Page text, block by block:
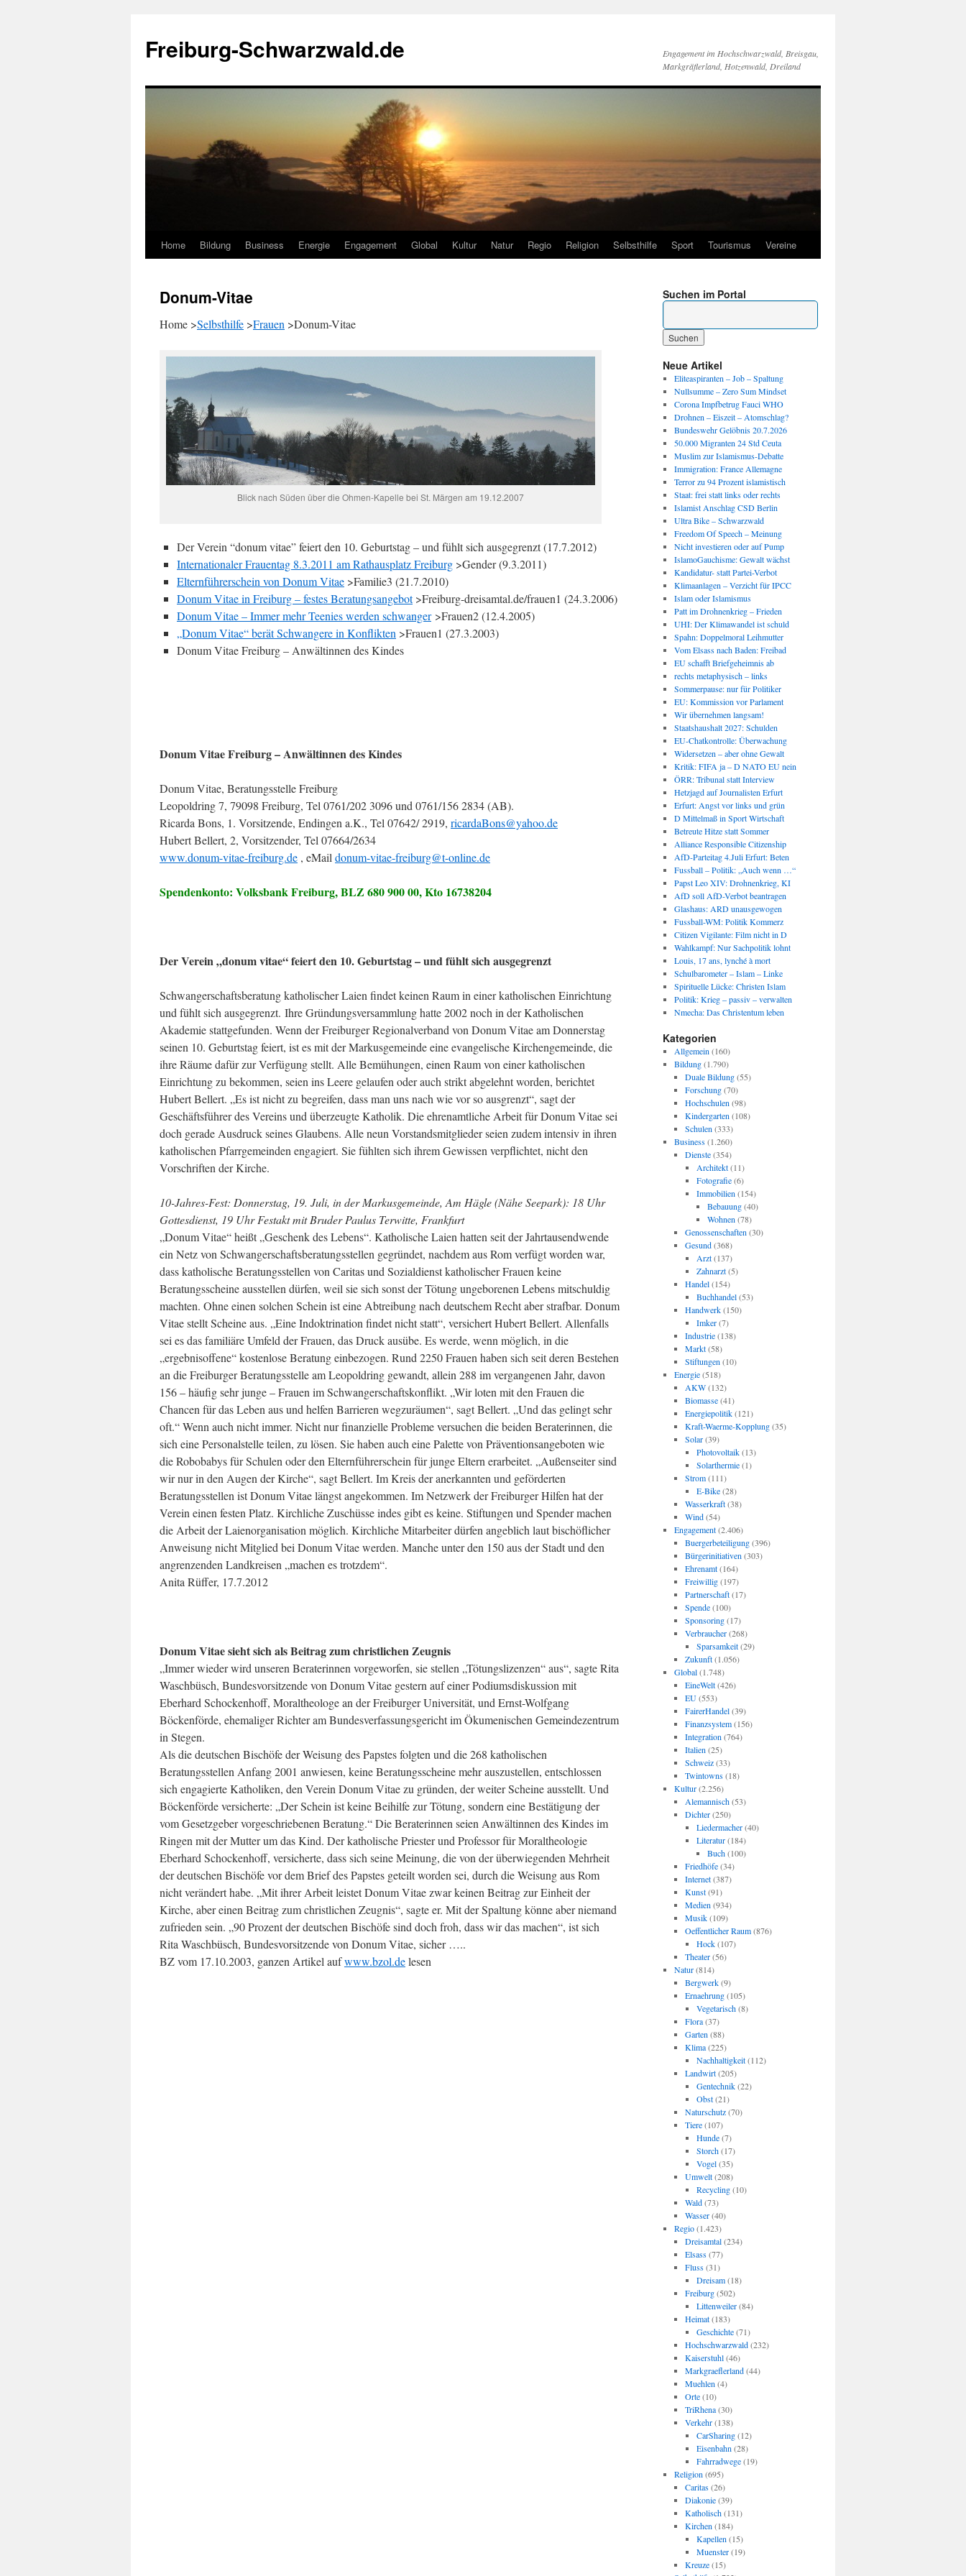
springen
Freiburg-Schwarzwald.de
Engagement im Hochschwarzwald, Breisgau,
Markgräflerland, Hotzenwald, Dreiland
Home Bildung Business Energie Engagement Global Kultur Natur Regio Religion Selbsthilfe Sport Tourismus Vereine
Donum-Vitae
Home >Selbsthilfe >Frauen >Donum-Vitae
Blick nach Süden über die Ohmen-Kapelle bei St. Märgen am 19.12.2007
Der Verein “donum vitae” feiert den 10. Geburtstag – und fühlt sich ausgegrenzt (17.7.2012)
Internationaler Frauentag 8.3.2011 am Rathausplatz Freiburg >Gender (9.3.2011)
Elternführerschein von Donum Vitae >Familie3 (21.7.2010)
Donum Vitae in Freiburg – festes Beratungsangebot>Freiburg-dreisamtal.de/frauen1 (24.3.2006)
Donum Vitae – Immer mehr Teenies werden schwanger>Frauen2 (12.4.2005)
„Donum Vitae“ berät Schwangere in Konflikten >Frauen1 (27.3.2003)
Donum Vitae Freiburg – Anwältinnen des Kindes
Donum Vitae Freiburg – Anwältinnen des Kindes
Donum Vitae, Beratungsstelle Freiburg
Leopoldring 7, 79098 Freiburg, Tel 0761/202 3096 und 0761/156 2834 (AB).
Ricarda Bons, 1. Vorsitzende, Endingen a.K., Tel 07642/ 2919, ricardaBons@yahoo.de
Hubert Bellert, 2, Vorsitzender, Tel 07664/2634
www.donum-vitae-freiburg.de , eMail donum-vitae-freiburg@t-online.de
Spendenkonto: Volksbank Freiburg, BLZ 680 900 00, Kto 16738204
Der Verein „donum vitae“ feiert den 10. Geburtstag – und fühlt sich ausgegrenzt
Schwangerschaftsberatung katholischer Laien findet keinen Raum in einer katholischen Einrichtung
und fühlt sich ausgegrenzt. Ihre Gründungsversammlung hatte 2002 noch in der Katholischen
Akademie stattgefunden. Wenn der Freiburger Regionalverband von Donum Vitae am Donnerstag
seinen 10. Geburtstag feiert, ist es mit der Markusgemeinde eine evangelische Kirchengemeinde, die
ihre Räume dafür zur Verfügung stellt. Alle Bemühungen, einen Raum von einer katholischen
Einrichtung zu bekommen, seien ins Leere gelaufen oder auch strikt abgelehnt worden, berichtet
Hubert Bellert. „Es ist nicht zu begreifen, dass man uns nach wie vor so ausgrenzt“, sagt der
Geschäftsführer des Vereins und überzeugte Katholik. Die ehrenamtliche Arbeit für Donum Vitae sei
doch gerade Ausdruck seines Glaubens. Alle neun Vorstandsmitglieder seien zudem intensiv in ihren
katholischen Pfarrgemeinden engagiert. Sie fühlten sich ihrem Gewissen verpflichtet, nicht den
Vorschriften der Kirche.
10-Jahres-Fest: Donnerstag, 19. Juli, in der Markusgemeinde, Am Hägle (Nähe Seepark): 18 Uhr
Gottesdienst, 19 Uhr Festakt mit Bruder Paulus Terwitte, Frankfurt
„Donum Vitae“ heißt „Geschenk des Lebens“. Katholische Laien hatten seit der Jahrtausendwende
ein Netz von Schwangerschaftsberatungsstellen gegründet, nachdem aus Rom verfügt worden war,
dass katholische Beratungsstellen von Caritas und Sozialdienst katholischer Frauen keine
Beratungsscheine ausstellen dürfen, weil sie sich sonst der Tötung ungeborenen Lebens mitschuldig
machten. Ohne einen solchen Schein ist eine Abtreibung nach deutschem Recht aber strafbar. Donum
Vitae stellt Scheine aus. „Eine Indoktrination findet nicht statt“, versichert Hubert Bellert. Allenfalls
sei es das familiäre Umfeld der Frauen, das Druck ausübe. Es werde, wenn möglich, in die
„ergebnisoffene“ kostenlose Beratung einbezogen. Rund 2250 Frauen haben sich seit deren Bestehen
an die Freiburger Beratungsstelle am Leopoldring gewandt, allein 288 im vergangenen Jahr, davon
156 – häufig sehr junge – Frauen im Schwangerschaftskonflikt. „Wir loten mit den Frauen die
Chancen für das Leben aus und helfen Barrieren wegzuräumen“, sagt Bellert. „Und das gelingt sehr
oft.“ Wenn auch nicht immer. Nicht nur finanzielle Probleme versuchen die beiden Beraterinnen, die
sich eine Personalstelle teilen, zu lösen. Sie haben auch eine Palette von Präventionsangeboten wie
die Robobabys für Schulen oder den Elternführerschein für junge Eltern erarbeitet. „Außenseiter sind
wir nur in den Augen der Kirche“, sagt Bellert. Im Kreis der anerkannten und geförderten
Beratungsstellen ist Donum Vitae längst angekommen. Im Netzwerk der Freiburger Hilfen hat der
Verein einen festen Platz. Kirchliche Zuschüsse indes gibt es keine. Stiftungen und Spender machen
die Arbeit der Laienorganisation möglich. Kirchliche Mitarbeiter dürfen angeblich laut bischöflicher
Anweisung nicht Mitglied bei Donum Vitae werden. Manche unter den 150 aus der Stadt und den
angrenzenden Landkreisen „machen es trotzdem“.
Anita Rüffer, 17.7.2012
Donum Vitae sieht sich als Beitrag zum christlichen Zeugnis
„Immer wieder wird unseren Beraterinnen vorgeworfen, sie stellen „Tötungslizenzen“ aus“, sagte Rita
Waschbüsch, Bundesvorsitzende von Donum Vitae gestern auf einer Podiumsdiskussion mit
Eberhard Schockenhoff, Moraltheologe an der Freiburger Universität, und Ernst-Wolfgang
Böckenförde, ehemaliger Richter am Bundesverfassungsgericht im Ökumenischen Gemeindezentrum
in Stegen.
Als die deutschen Bischöfe der Weisung des Papstes folgten und die 268 katholischen
Beratungsstellen Anfang 2001 anwiesen, keine Beratungsscheine mehr auszustellen, entschlossen
sich engagierte Katholiken, den Verein Donum Vitae zu gründen, der weiter Scheine ausstellt. Und
Böckenförde versicherte: „Der Schein ist keine Beihilfe zur Tötung, sondern eine Bestätigung der
vom Gesetzgeber vorgeschriebenen Beratung.“ Die Beraterinnen seien Anwältinnen des Kindes im
Ringen mit der Mutter um das Kind. Der katholische Priester und Professor für Moraltheologie
Eberhard Schockenhoff, versicherte, dass sich seine Meinung, die von der überwiegenden Mehrheit
der deutschen Bischöfe vor dem Brief des Papstes geteilt worden sei, durch die Weisung aus Rom
nicht verändert habe. „Mit ihrer Arbeit leistet Donum Vitae zwar keinen Beitrag zur Einheit der
Kirche, aber einen Beitrag zum christlichen Zeugnis“, sagte er. Mit der Spaltung könne aber niemand
zufrieden sein. „90 Prozent der deutschen Bischöfe sind doch froh, dass wir das machen“, ist sich
Rita Waschbüsch, Bundesvorsitzende von Donum Vitae, sicher …..
BZ vom 17.10.2003, ganzen Artikel aufwww.bzol.delesen
Suchen im Portal
Neue Artikel
Eliteaspiranten – Job – Spaltung
Nullsumme – Zero Sum Mindset
Corona Impfbetrug Fauci WHO
Drohnen – Eiszeit – Atomschlag?
Bundeswehr Gelöbnis 20.7.2026
50.000 Migranten 24 Std Ceuta
Muslim zur Islamismus-Debatte
Immigration: France Allemagne
Terror zu 94 Prozent islamistisch
Staat: frei statt links oder rechts
Islamist Anschlag CSD Berlin
Ultra Bike – Schwarzwald
Freedom Of Speech – Meinung
Nicht investieren oder auf Pump
IslamoGauchisme: Gewalt wächst
Kandidatur- statt Partei-Verbot
Klimaanlagen – Verzicht für IPCC
Islam oder Islamismus
Patt im Drohnenkrieg – Frieden
UHI: Der Klimawandel ist schuld
Spahn: Doppelmoral Leihmutter
Vom Elsass nach Baden: Freibad
EU schafft Briefgeheimnis ab
rechts metaphysisch – links
Sommerpause: nur für Politiker
EU: Kommission vor Parlament
Wir übernehmen langsam!
Staatshaushalt 2027: Schulden
EU-Chatkontrolle: Überwachung
Widersetzen – aber ohne Gewalt
Kritik: FIFA ja – D NATO EU nein
ÖRR: Tribunal statt Interview
Hetzjagd auf Journalisten Erfurt
Erfurt: Angst vor links und grün
D Mittelmaß in Sport Wirtschaft
Betreute Hitze statt Sommer
Alliance Responsible Citizenship
AfD-Parteitag 4.Juli Erfurt: Beten
Fussball – Politik: „Auch wenn …“
Papst Leo XIV: Drohnenkrieg, KI
AfD soll AfD-Verbot beantragen
Glashaus: ARD unausgewogen
Fussball-WM: Politik Kommerz
Citizen Vigilante: Film nicht in D
Wahlkampf: Nur Sachpolitik lohnt
Louis, 17 ans, lynché à mort
Schulbarometer – Islam – Linke
Spirituelle Lücke: Christen Islam
Politik: Krieg – passiv – verwalten
Nmecha: Das Christentum leben
Kategorien
Allgemein (160)
Bildung(1.790)
Duale Bildung(55)
Forschung(70)
Hochschulen (98)
Kindergarten (108)
Schulen (333)
Business(1.260)
Dienste(354)
Architekt(11)
Fotografie(6)
Immobilien (154)
Bebauung(40)
Wohnen (78)
Genossenschaften (30)
Gesund(368)
Arzt(137)
Zahnarzt(5)
Handel(154)
Buchhandel(53)
Handwerk(150)
Imker(7)
Industrie(138)
Markt(58)
Stiftungen (10)
Energie(518)
AKW(132)
Biomasse(41)
Energiepolitik(121)
Kraft-Waerme-Kopplung(35)
Solar(39)
Photovoltaik(13)
Solarthermie(1)
Strom(111)
E-Bike(28)
Wasserkraft(38)
Wind(54)
Engagement(2.406)
Buergerbeteiligung(396)
Bürgerinitiativen (303)
Ehrenamt(164)
Freiwillig(197)
Partnerschaft(17)
Spende(100)
Sponsoring(17)
Verbraucher(268)
Sparsamkeit(29)
Zukunft(1.056)
Global(1.748)
EineWelt(426)
EU(553)
FairerHandel(39)
Finanzsystem(156)
Integration (764)
Italien (25)
Schweiz(33)
Twintowns(18)
Kultur(2.256)
Alemannisch(53)
Dichter(250)
Liedermacher(40)
Literatur(184)
Buch(100)
Friedhöfe(34)
Internet(387)
Kunst(91)
Medien (934)
Musik(109)
Oeffentlicher Raum(876)
Hock(107)
Theater(56)
Natur(814)
Bergwerk(9)
Ernaehrung(105)
Vegetarisch(8)
Flora(37)
Garten (88)
Klima(225)
Nachhaltigkeit(112)
Landwirt(205)
Gentechnik(22)
Obst(21)
Naturschutz(70)
Tiere(107)
Hunde(7)
Storch(17)
Vogel(35)
Umwelt(208)
Recycling(10)
Wald(73)
Wasser(40)
Regio(1.423)
Dreisamtal(234)
Elsass(77)
Fluss(31)
Dreisam(18)
Freiburg(502)
Littenweiler(84)
Heimat(183)
Geschichte(71)
Hochschwarzwald(232)
Kaiserstuhl(46)
Markgraeflerland(44)
Muehlen (4)
Orte(10)
TriRhena(30)
Verkehr(138)
CarSharing(12)
Eisenbahn (28)
Fahrradwege(19)
Religion (695)
Caritas(26)
Diakonie(39)
Katholisch(131)
Kirchen (184)
Kapellen (15)
Muenster(19)
Kreuze(15)